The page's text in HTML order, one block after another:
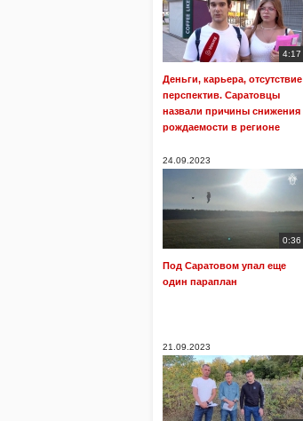
4:17
Деньги, карьера, отсутствие
перспектив. Саратовцы
назвали причины снижения
рождаемости в регионе
24.09.2023
0:36
Под Саратовом упал еще
один параплан
21.09.2023